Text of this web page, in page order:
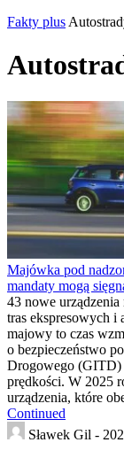
Fakty plus
Majówka pod
mandaty mogą
43 nowe
tras ekspresowych i
majowy to czas
o bezpieczeństwo
Drogowego (GITD)
prędkości. W 2025
urządzenia, które
Continued
Sławek Gil -